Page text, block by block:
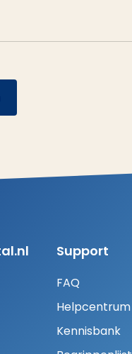
Support
FAQ
Helpcentrum
Kennisbank